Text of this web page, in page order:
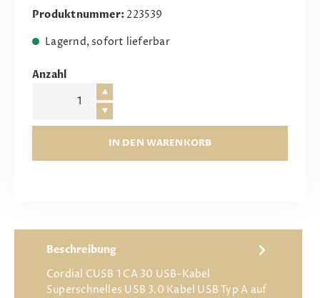
Produktnummer: 223539
Lagernd, sofort lieferbar
Anzahl
IN DEN WARENKORB
Beschreibung
Cordial CUSB 1 CA 30 USB-Kabel
Superschnelles USB 3.0 Kabel USB Typ A auf